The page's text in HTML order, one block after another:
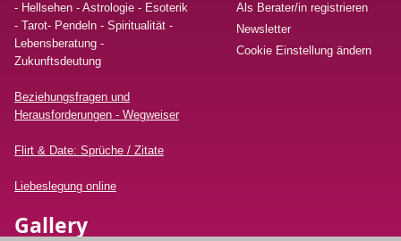
- Hellsehen - Astrologie - Esoterik
- Tarot- Pendeln - Spiritualität -
Lebensberatung -
Zukunftsdeutung
Beziehungsfragen und
Herausforderungen - Wegweiser
Flirt & Date: Sprüche / Zitate
Liebeslegung online
Als Berater/in registrieren
Newsletter
Cookie Einstellung ändern
Gallery